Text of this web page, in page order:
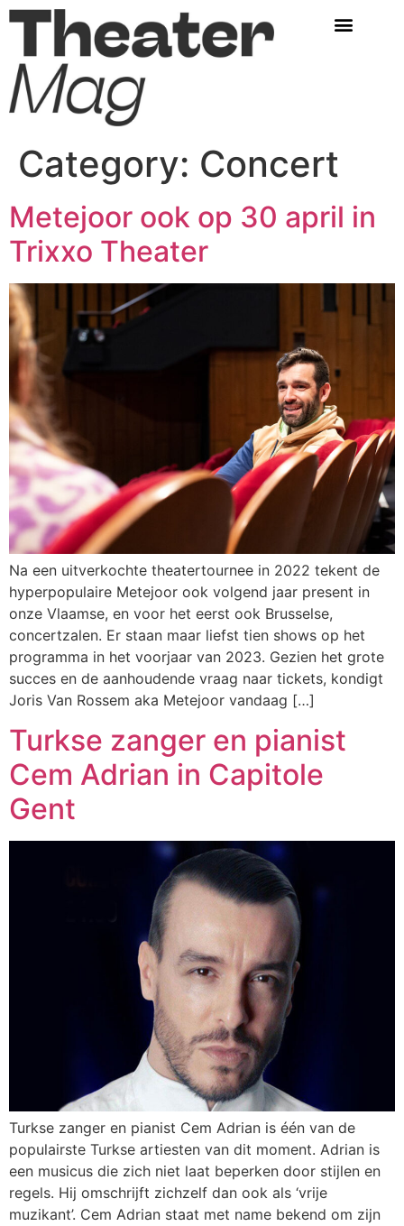
Category: Concert
Metejoor ook op 30 april in
Trixxo Theater
Na een uitverkochte theatertournee in 2022 tekent de
hyperpopulaire Metejoor ook volgend jaar present in
onze Vlaamse, en voor het eerst ook Brusselse,
concertzalen. Er staan maar liefst tien shows op het
programma in het voorjaar van 2023. Gezien het grote
succes en de aanhoudende vraag naar tickets, kondigt
Joris Van Rossem aka Metejoor vandaag […]
Turkse zanger en pianist
Cem Adrian in Capitole
Gent
Turkse zanger en pianist Cem Adrian is één van de
populairste Turkse artiesten van dit moment. Adrian is
een musicus die zich niet laat beperken door stijlen en
regels. Hij omschrijft zichzelf dan ook als ‘vrije
muzikant’. Cem Adrian staat met name bekend om zijn